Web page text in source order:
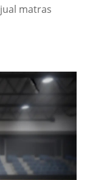
jual matras